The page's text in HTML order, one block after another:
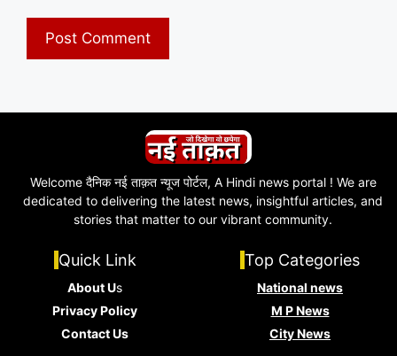
Welcome दैनिक नई ताक़त न्यूज पोर्टल, A Hindi news portal ! We are
dedicated to delivering the latest news, insightful articles, and
stories that matter to our vibrant community.
Quick Link
About Us
Privacy Policy
Contact Us
Top Categories
National news
M P News
City News